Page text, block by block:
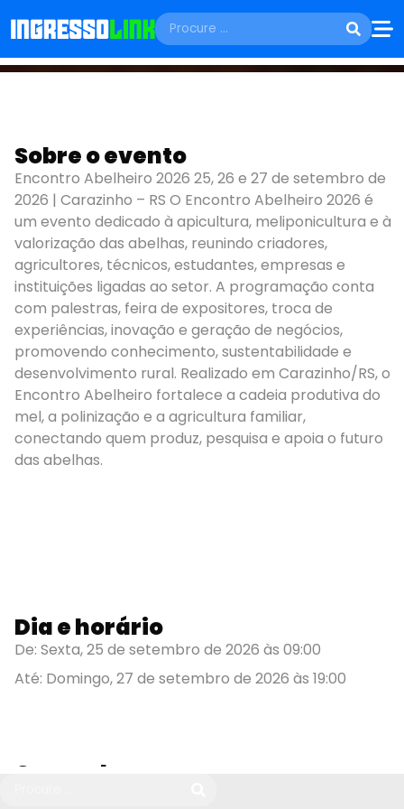
25 DE SET A 27 DE SET
Encontro Abelheiro
2026
Carazinho - RS
Sobre o evento
Encontro Abelheiro 2026 25, 26 e 27 de setembro de
2026 | Carazinho – RS O Encontro Abelheiro 2026 é
um evento dedicado à apicultura, meliponicultura e à
valorização das abelhas, reunindo criadores,
agricultores, técnicos, estudantes, empresas e
instituições ligadas ao setor. A programação conta
com palestras, feira de expositores, troca de
experiências, inovação e geração de negócios,
promovendo conhecimento, sustentabilidade e
desenvolvimento rural. Realizado em Carazinho/RS, o
Encontro Abelheiro fortalece a cadeia produtiva do
mel, a polinização e a agricultura familiar,
conectando quem produz, pesquisa e apoia o futuro
das abelhas.
Dia e horário
De: Sexta, 25 de setembro de 2026 às 09:00
Até: Domingo, 27 de setembro de 2026 às 19:00
Como chegar